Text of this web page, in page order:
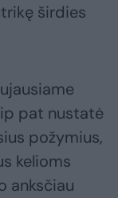
širdies
pat nustatė
požymius,
kelioms
anksčiau